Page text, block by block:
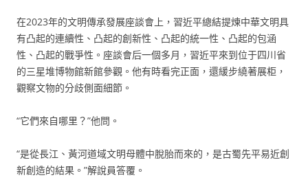
在2023年的文明傳承發展座談會上，習近平總結提煉中華文明具
有凸起的連續性、凸起的創新性、凸起的統一性、凸起的包涵
性、凸起的戰爭性。座談會后一個多月，習近平來到位于四川省
的三星堆博物館新館參觀。他有時看完正面，還緩步繞著展柜，
觀察文物的分歧側面細節。
“它們來自哪里？”他問。
“是從長江、黃河道域文明母體中脫胎而來的，是古蜀先平易近創
新創造的結果。”解說員答覆。